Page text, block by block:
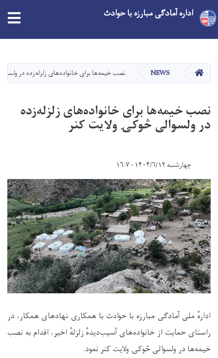
main
content
اداره آمادگی مبارزه با حوادث
HOME
NEWS نصب خیمه‌ها برای خانواده‌های زلزله‌زده در
نصب خیمه‌ها برای خانواده‌های زلزله‌زده
در ولسوالی څوکۍ ولایت کنر
چهارشنبه ۱۴۰۴/۶/۱۲ - ۱۶:۷
ادارهٔ ملی آمادگی مبارزه با حوادث با همکاری نهادهای همکار، در
راستای حمایت از خانواده‌های آسیب‌دیدهٔ زلزلهٔ اخیر، اقدام به نصب
خیمه‌ها در ولسوالی څوکۍ ولایت کنر نمود.